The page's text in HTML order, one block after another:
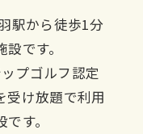
駅から徒歩1分
です。
プゴルフ認定
受け放題で利用
す。